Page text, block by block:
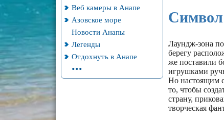
Веб камеры в Анапе
Азовское море
Новости Анапы
Легенды
Отдохнуть в Анапе
...
Лаундж-зона
берегу
же поставили
игрушками
Но настоящим
то, чтобы
страну,
творческая